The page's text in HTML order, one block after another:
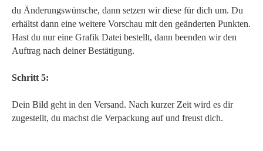
du Änderungswünsche, dann setzen wir diese für dich um. Du
erhältst dann eine weitere Vorschau mit den geänderten Punkten.
Hast du nur eine Grafik Datei bestellt, dann beenden wir den
Auftrag nach deiner Bestätigung.
Schritt 5:
Dein Bild geht in den Versand. Nach kurzer Zeit wird es dir
zugestellt, du machst die Verpackung auf und freust dich.